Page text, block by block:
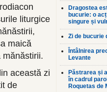
Dragostea
bucurie: o
singure și
Zi de bucurie
Întâlnirea
Levante
Păstrarea și
în cadrul
Roquetas de
liturgice
maică
mănăstirii.
această zi
de